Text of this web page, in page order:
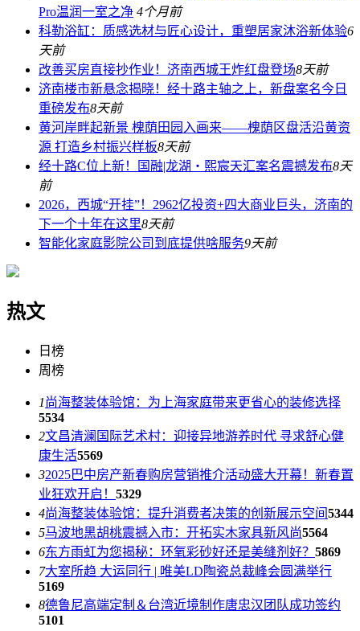
Pro温润一室之净 4个月前
科勒浴缸：质感选材与匠心设计，重塑居家沐浴新体验6
天前
改善买房直接抄作业！济南西城王炸红盘登场8天前
济南楼市新悬念揭晓！经十路主轴之上，新盘案名今日
重磅发布8天前
黄河岸畔起新景 槐荫田园入画来——槐荫区盘活沿黄资
源 打造乡村振兴样板8天前
经十路C位上新！国融|龙湖・熙宸天汇案名震撼发布8天
前
2026，西城“开挂”！2962亿投资+四大商业巨头，济南的
下一个十年在这里8天前
智能化家庭影院公司到底提供啥服务9天前
热文
日榜
周榜
1 尚海整装体验馆：为上海家庭带来更省心的装修选择
5534
2文昌清澜国际艺术村：迎接异地游养时代 寻求舒心健
康生活5569
32025巴中房产新春购房营销推介活动盛大开幕！新春置
业狂欢开启！ 5329
4尚海整装体验馆：提升消费者决策的创新展示空间5344
5马波地黑胡桃震撼入市：开拓实木家具新风尚5564
6东方雨虹为您揭秘：环氧彩砂好还是美缝剂好？ 5869
7大室所趋 大运同行 | 唯美LD陶瓷总裁峰会圆满举行
5169
8德鲁尼高端定制＆台湾近境制作唐忠汉团队成功签约
5101